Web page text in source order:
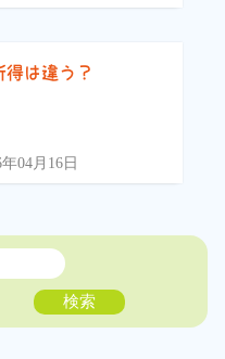
得は違う？
04月16日
検索